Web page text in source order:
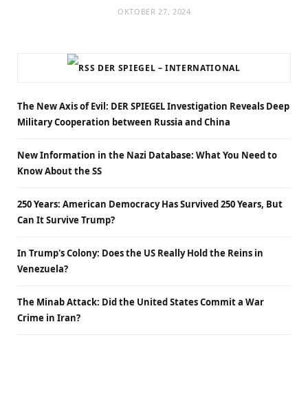
OKTOBER 27, 2024
DER SPIEGEL – INTERNATIONAL
The New Axis of Evil: DER SPIEGEL Investigation Reveals Deep
Military Cooperation between Russia and China
New Information in the Nazi Database: What You Need to
Know About the SS
250 Years: American Democracy Has Survived 250 Years, But
Can It Survive Trump?
In Trump's Colony: Does the US Really Hold the Reins in
Venezuela?
The Minab Attack: Did the United States Commit a War
Crime in Iran?